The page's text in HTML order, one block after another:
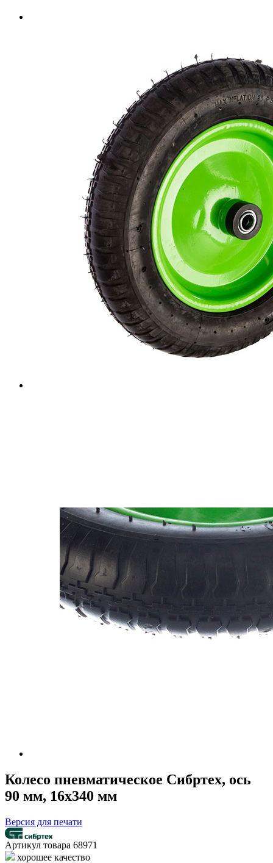
Колесо пневматическое Сибртех, ось
90 мм, 16х340 мм
Версия для печати
Артикул товара 68971
хорошее качество